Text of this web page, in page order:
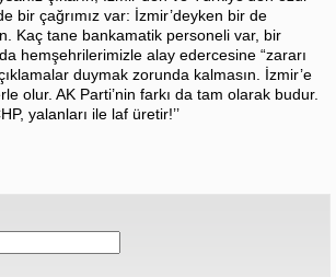
bir çağrımız var: İzmir’deyken bir de
Kaç tane bankamatik personeli var, bir
hemşehrilerimizle alay edercesine “zararı
duymak zorunda kalmasın. İzmir’e
olur. AK Parti’nin farkı da tam olarak budur.
yalanları ile laf üretir!’’